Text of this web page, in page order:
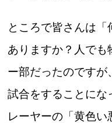
ところで皆さんは
ありますか？人でも
ー部だったのですが
試合をすることにな
レーヤーの「黄色